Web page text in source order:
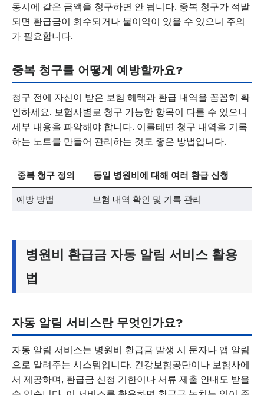
동시에 같은 금액을 청구하면 안 됩니다. 중복 청구가 적발
되면 환급금이 회수되거나 불이익이 있을 수 있으니 주의
가 필요합니다.
중복 청구를 어떻게 예방할까요?
청구 전에 자신이 받은 보험 혜택과 환급 내역을 꼼꼼히 확
인하세요. 보험사별로 청구 가능한 항목이 다를 수 있으니
세부 내용을 파악해야 합니다. 이를테면 청구 내역을 기록
하는 노트를 만들어 관리하는 것도 좋은 방법입니다.
중복 청구 정의 동일 병원비에 대해 여러 환급 신청
예방 방법 보험 내역 확인 및 기록 관리
병원비 환급금 자동 알림 서비스 활용
법
자동 알림 서비스란 무엇인가요?
자동 알림 서비스는 병원비 환급금 발생 시 문자나 앱 알림
으로 알려주는 시스템입니다. 건강보험공단이나 보험사에
서 제공하며, 환급금 신청 기한이나 서류 제출 안내도 받을